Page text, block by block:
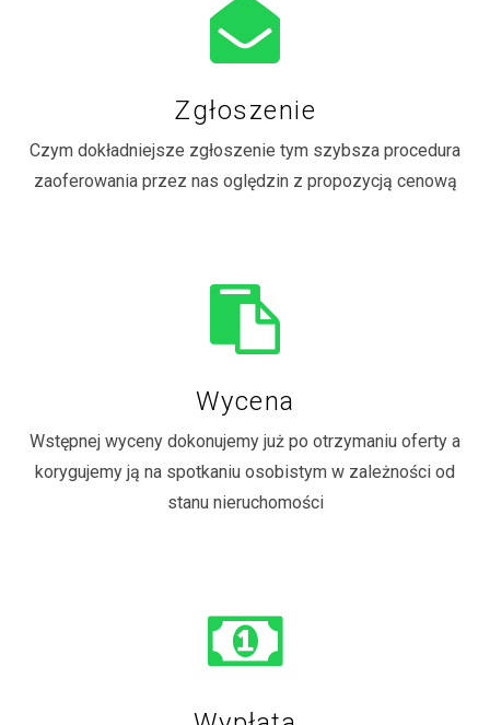
Zgłoszenie
Czym dokładniejsze zgłoszenie tym szybsza procedura
zaoferowania przez nas oględzin z propozycją cenową
Wycena
Wstępnej wyceny dokonujemy już po otrzymaniu oferty a
korygujemy ją na spotkaniu osobistym w zależności od
stanu nieruchomości